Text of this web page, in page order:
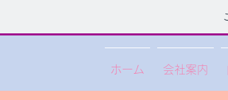
ホーム 会社案内